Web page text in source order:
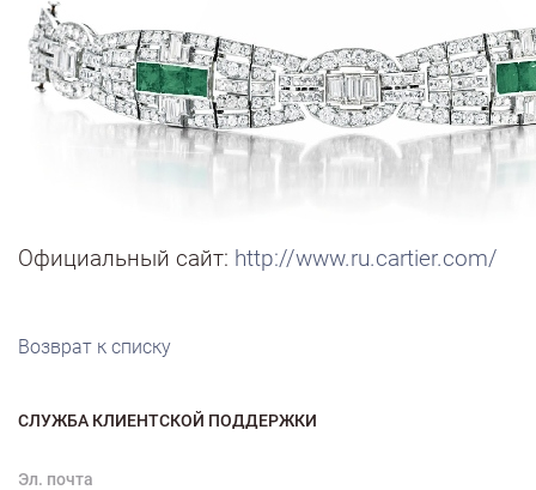
Официальный сайт: http://www.ru.cartier.com/
Возврат к списку
СЛУЖБА КЛИЕНТСКОЙ ПОДДЕРЖКИ
Эл. почта